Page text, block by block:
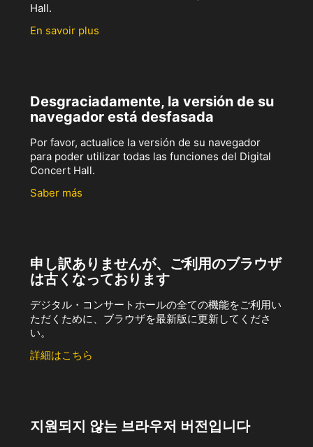
Hall.
En savoir plus
Desgraciadamente, la versión de su
navegador está desfasada
Por favor, actualice la versión de su navegador
para poder utilizar todas las funciones del Digital
Concert Hall.
Saber más
申し訳ありませんが、ご利用のブラウザ
は古くなっております
デジタル・コンサートホールの全ての機能をご利用い
ただくために、ブラウザを最新版に更新してくださ
い。
詳細はこちら
지원되지 않는 브라우저 버전입니다